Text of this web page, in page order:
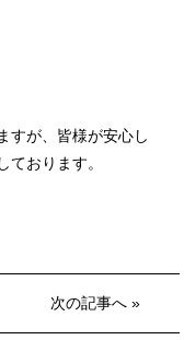
すが、皆様が安心し
ております。
次の記事へ»